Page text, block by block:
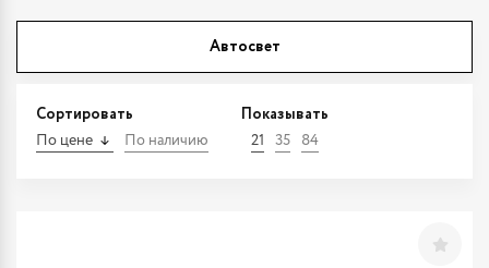
Автосвет
Сортировать
По цене По наличию
Показывать
21 35 84